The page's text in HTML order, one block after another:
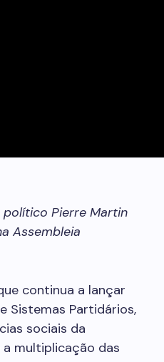
Pierre Martin
Assembleia
continua a lançar
Sistemas Partidários,
sociais da
a multiplicação das